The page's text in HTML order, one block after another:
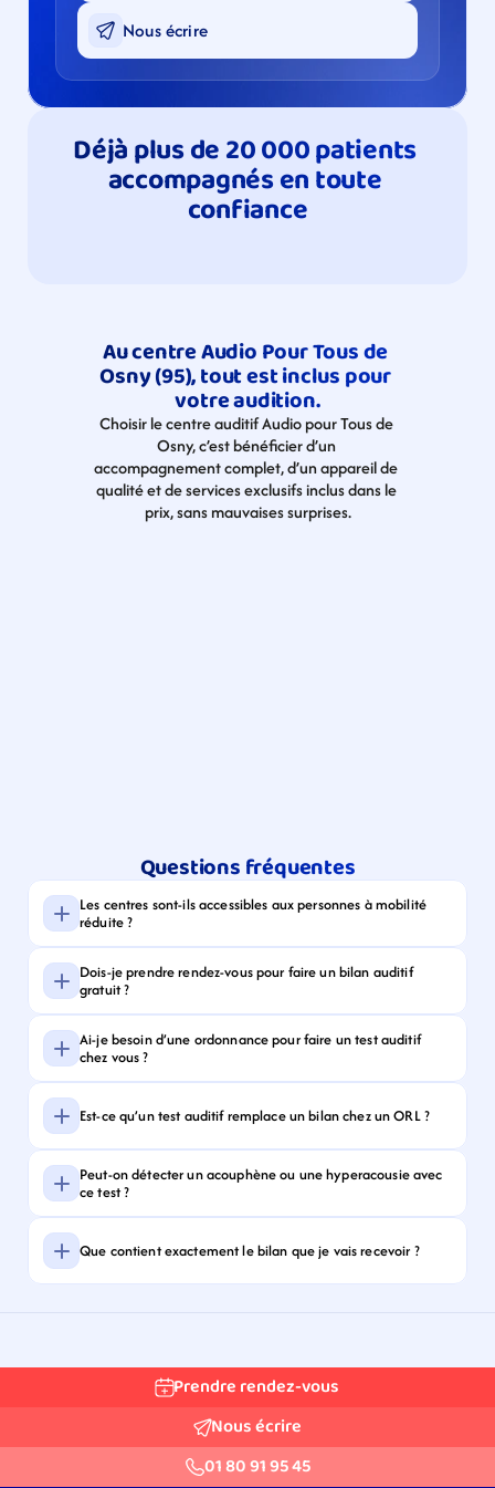
Nous écrire
Déjà plus de 20 000 patients
accompagnés en toute
confiance
Au centre Audio Pour Tous de
Osny (95), tout est inclus pour
votre audition.
Choisir le centre auditif Audio pour Tous de
Osny, c’est bénéficier d’un
accompagnement complet, d’un appareil de
qualité et de services exclusifs inclus dans le
prix, sans mauvaises surprises.
Questions fréquentes
Les centres sont-ils accessibles aux personnes à mobilité
réduite ?
Dois-je prendre rendez-vous pour faire un bilan auditif
gratuit ?
Ai-je besoin d’une ordonnance pour faire un test auditif
chez vous ?
Est-ce qu’un test auditif remplace un bilan chez un ORL ?
Peut-on détecter un acouphène ou une hyperacousie avec
ce test ?
Que contient exactement le bilan que je vais recevoir ?
Prendre rendez-vous
Nous écrire
01 80 91 95 45